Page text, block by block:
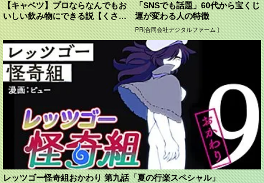
【キャベツ】プロならなんでもお
いしい飲み物にできる説【くさ
や】
「SNSでも話題」60代から宝くじ
運が変わる人の特徴
PR(合同会社デジタルファーム )
レッツゴー怪奇組おかわり 第九話「夏の行楽スペシャル」